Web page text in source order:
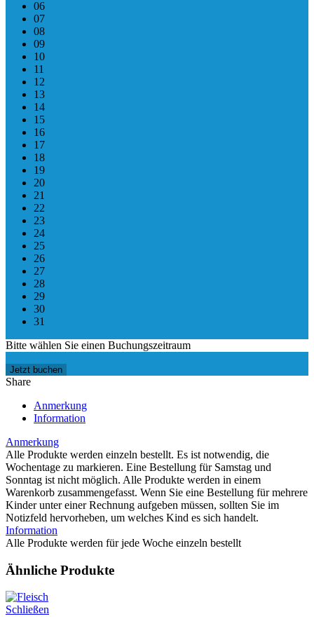
06
07
08
09
10
11
12
13
14
15
16
17
18
19
20
21
22
23
24
25
26
27
28
29
30
31
Bitte wählen Sie einen Buchungszeitraum
Jetzt buchen
Share
Anmerkung
Information
Anmerkung
Alle Produkte werden einzeln bestellt. Es ist notwendig, die
Wochentage zu markieren. Eine Bestellung für Samstag und
Sonntag ist nicht möglich. Alle Produkte werden in einem
Warenkorb zusammengefasst. Wenn Sie eine Bestellung für mehrere
Kinder unter einer Rechnung aufgeben müssen, sollten Sie im
Notizfeld hervorheben, um welches Kind es sich handelt.
Information
Alle Produkte werden für jede Woche einzeln bestellt
Ähnliche Produkte
Schließen